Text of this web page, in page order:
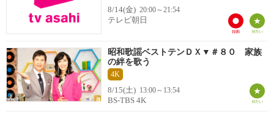
8/14(金) 20:00～21:54
テレビ朝日
昭和歌謡ベストテンＤＸ▼＃８０ 家族
の絆を歌う
4K
8/15(土) 13:00～13:54
BS-TBS 4K